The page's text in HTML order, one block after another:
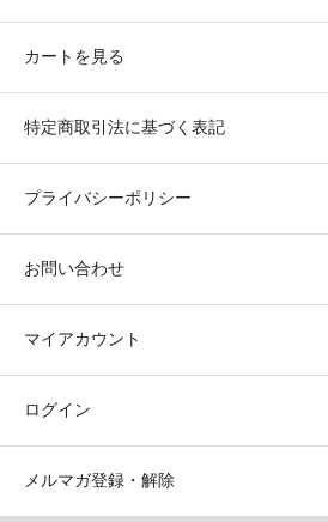
カートを見る
特定商取引法に基づく表記
プライバシーポリシー
お問い合わせ
マイアカウント
ログイン
メルマガ登録・解除